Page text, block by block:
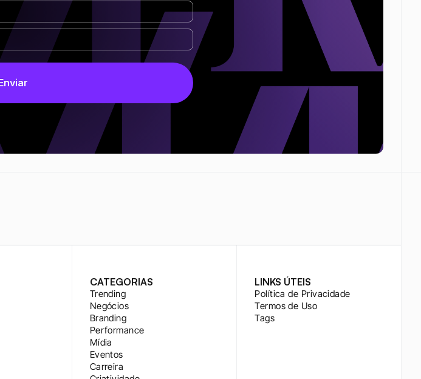
CATEGORIAS
Trending
Negócios
Branding
Performance
Mídia
Eventos
Carreira
LINKS ÚTEIS
Política de Privacidade
Termos de Uso
Tags